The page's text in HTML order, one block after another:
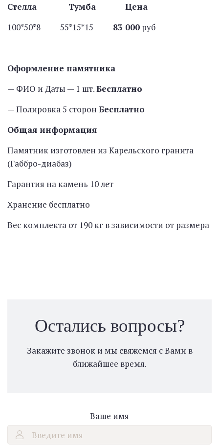
Стелла Тумба Цена
100*50*8 55*15*15 83 000 руб
Оформление памятника
— ФИО и Даты — 1 шт.Бесплатно
— Полировка 5 сторон Бесплатно
Общая информация
Памятник изготовлен из Карельского гранита
(Габбро-диабаз)
Гарантия на камень 10 лет
Хранение бесплатно
Вес комплекта от 190 кг в зависимости от размера
Остались вопросы?
Закажите звонок и мы свяжемся с Вами в
ближайшее время.
Ваше имя
Введите имя